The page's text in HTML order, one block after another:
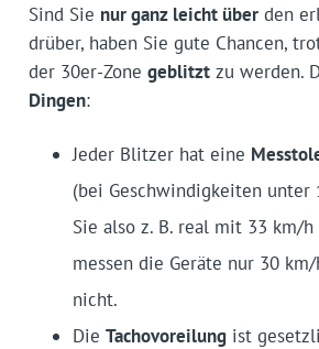
Sind Sie nur ganz leicht überden
drüber, haben Sie gute Chancen,
der 30er-Zone geblitztzu werden.
Dingen:
Jeder Blitzer hat eine
(bei Geschwindigkeiten unter
Sie also z. B. real mit 33 km/
messen die Geräte nur 30
nicht.
Die Tachovoreilungist